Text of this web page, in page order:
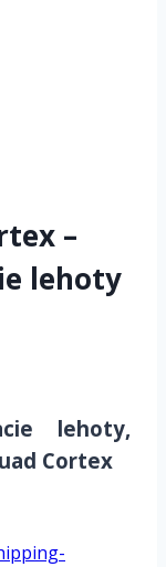
–
lehoty
lehoty,
Cortex